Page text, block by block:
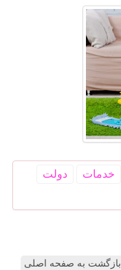
خدمات
دولت
بازگشت به صفحه اصلی